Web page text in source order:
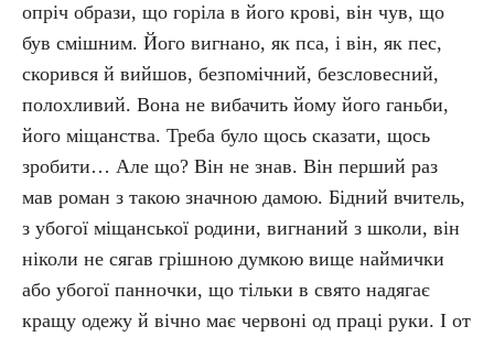
опріч образи, що горіла в його крові, він чув, що
був смішним. Його вигнано, як пса, і він, як пес,
скорився й вийшов, безпомічний, безсловесний,
полохливий. Вона не вибачить йому його ганьби,
його міщанства. Треба було щось сказати, щось
зробити… Але що? Він не знав. Він перший раз
мав роман з такою значною дамою. Бідний вчитель,
з убогої міщанської родини, вигнаний з школи, він
ніколи не сягав грішною думкою вище наймички
або убогої панночки, що тільки в свято надягає
кращу одежу й вічно має червоні од праці руки. І от